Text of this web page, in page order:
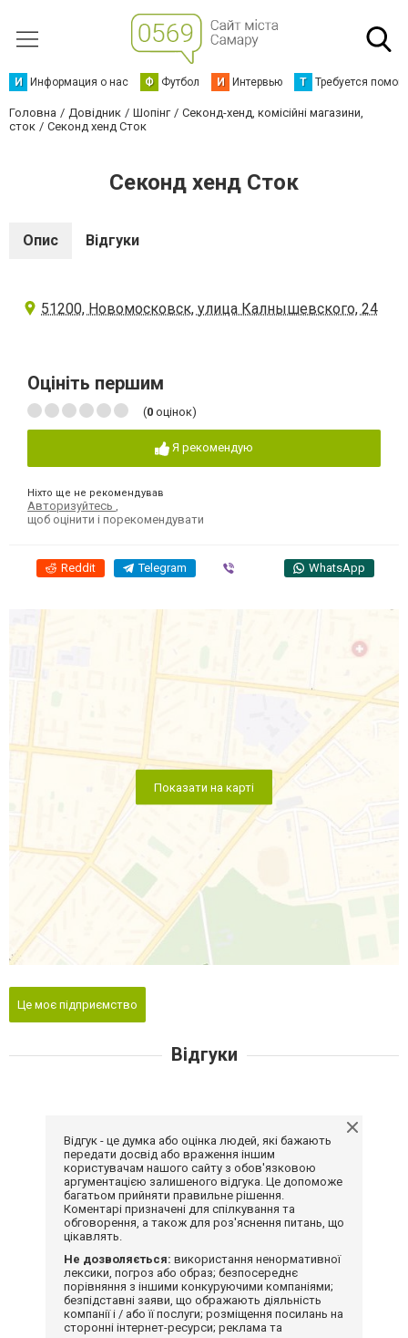
И Информация о нас Ф Футбол И Интервью Т Требуется
Головна Довідник Шопінг
Секонд-хенд, комісійні магазини,
сток
Секонд хенд Сток
Секонд хенд Сток
Опис Відгуки
51200, Новомосковск, улица Калнышевского, 24
Оцініть першим
(0 оцінок)
Я рекомендую
Ніхто ще не рекомендував
Авторизуйтесь
щоб оцінити і порекомендувати
Reddit Telegram WhatsApp
Показати на карті
Це моє підприємство
Відгуки
Відгук - це думка або оцінка людей, які бажають
передати досвід або враження іншим
користувачам нашого сайту з обов'язковою
аргументацією залишеного відгука. Це допоможе
багатьом прийняти правильне рішення.
Коментарі призначені для спілкування та
обговорення, а також для роз'яснення питань, що
цікавлять.
Не дозволяється: використання ненормативної
лексики, погроз або образ; безпосереднє
порівняння з іншими конкуруючими компаніями;
безпідставні заяви, що ображають діяльність
компанії і / або її послуги; розміщення посилань на
сторонні інтернет-ресурси; реклама та